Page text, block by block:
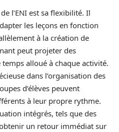
l’ENI est sa flexibilité. Il
les leçons en fonction
à la création de
peut projeter des
alloué à chaque activité.
dans l’organisation des
d’élèves peuvent
à leur propre rythme.
intégrés, tels que des
un retour immédiat sur